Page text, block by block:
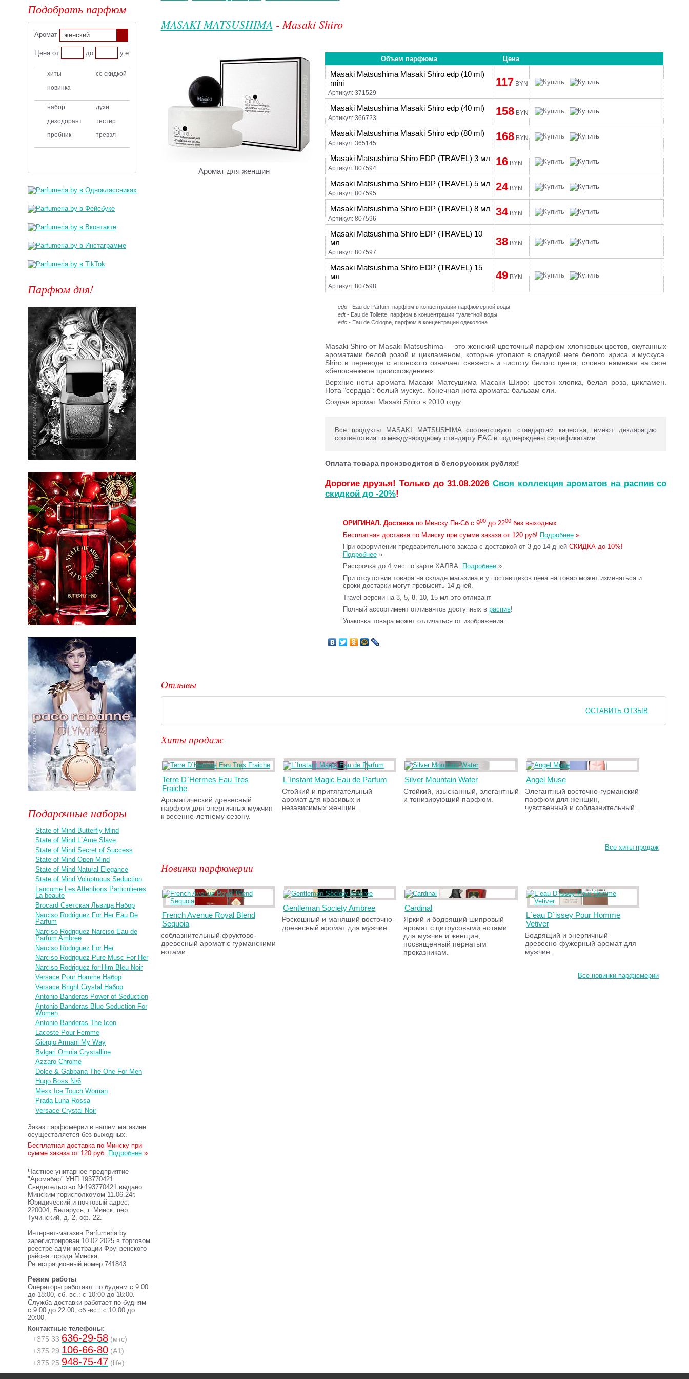
MASAKI MATSUSHIMA- Masaki Shiro
Аромат для женщин
Объем парфюма Цена
Masaki Matsushima Masaki Shiro edp (10 ml)
mini
Артикул: 371529
117 BYN
Masaki Matsushima Masaki Shiro edp (40 ml)
Артикул: 366723
158 BYN
Masaki Matsushima Masaki Shiro edp (80 ml)
Артикул: 365145
168 BYN
Masaki Matsushima Shiro EDP (TRAVEL) 3 мл
Артикул: 807594
16 BYN
Masaki Matsushima Shiro EDP (TRAVEL) 5 мл
Артикул: 807595
24 BYN
Masaki Matsushima Shiro EDP (TRAVEL) 8 мл
Артикул: 807596
34 BYN
Masaki Matsushima Shiro EDP (TRAVEL) 10
мл
Артикул: 807597
38 BYN
Masaki Matsushima Shiro EDP (TRAVEL) 15
мл
Артикул: 807598
49 BYN
edp- Eau de Parfum, парфюм в концентрации парфюмерной воды
edt- Eau de Toilette, парфюм в концентрации туалетной воды
edc- Eau de Cologne, парфюм в концентрации одеколона
Masaki Shiro от Masaki Matsushima — это женский цветочный парфюм хлопковых цветов, окутанных
ароматами белой розой и цикламеном, которые утопают в сладкой неге белого ириса и мускуса.
Shiro в переводе с японского означает свежесть и чистоту белого цвета, словно намекая на свое
«белоснежное происхождение».
Верхние ноты аромата Масаки Матсушима Масаки Широ: цветок хлопка, белая роза, цикламен.
Нота "сердца": белый мускус. Конечная нота аромата: бальзам ели.
Создан аромат Masaki Shiro в 2010 году.
Все продукты MASAKI MATSUSHIMA соответствуют стандартам качества, имеют декларацию
соответствия по международному стандарту ЕАС и подтверждены сертификатами.
Оплата товара производится в белорусских рублях!
Дорогие друзья! Только до 31.08.2026 Своя коллекция ароматов на распив со
скидкой до -20%!
ОРИГИНАЛ. Доставкапо Минску Пн-Сб с 900до 2200без выходных.
Бесплатная доставка по Минску при сумме заказа от 120 руб! Подробнее»
При оформлении предварительного заказа с доставкой от 3 до 14 дней СКИДКА до 10%!
Подробнее»
Рассрочка до 4 мес по карте ХАЛВА. Подробнее»
При отсутствии товара на складе магазина и у поставщиков цена на товар может изменяться и
сроки доставки могут превысить 14 дней.
Travel версии на 3, 5, 8, 10, 15 мл это отливант
Полный ассортимент отливантов доступных в распив!
Упаковка товара может отличаться от изображения.
Отзывы
ОСТАВИТЬ ОТЗЫВ
Хиты продаж
Terre D`Hermes Eau Tres
Fraiche
Ароматический древесный
парфюм для энергичных мужчин
к весенне-летнему сезону.
L`Instant Magic Eau de Parfum
Стойкий и притягательный
аромат для красивых и
независимых женщин.
Silver Mountain Water
Стойкий, изысканный, элегантный
и тонизирующий парфюм.
Angel Muse
Элегантный восточно-гурманский
парфюм для женщин,
чувственный и соблазнительный.
Все хиты продаж
Новинки парфюмерии
French Avenue Royal Blend
Sequoia
соблазнительный фруктово-
древесный аромат с гурманскими
нотами.
Gentleman Society Ambree
Роскошный и манящий восточно-
древесный аромат для мужчин.
Cardinal
Яркий и бодрящий шипровый
аромат с цитрусовыми нотами
для мужчин и женщин,
посвященный пернатым
проказникам.
L`eau D`issey Pour Homme
Vetiver
Бодрящий и энергичный
древесно-фужерный аромат для
мужчин.
Все новинки парфюмерии
Подобрать парфюм
Аромат женский
Цена от до у.е.
хиты
со скидкой
новинка
набор
духи
дезодорант
тестер
пробник
тревэл
Парфюм дня!
Подарочные наборы
State of Mind Butterfly Mind
State of Mind L`Ame Slave
State of Mind Secret of Success
State of Mind Open Mind
State of Mind Natural Elegance
State of Mind Voluptuous Seduction
Lancome Les Attentions Particulieres
La beaute
Brocard Светская Львица Набор
Narciso Rodriguez For Her Eau De
Parfum
Narciso Rodriguez Narciso Eau de
Parfum Ambree
Narciso Rodriguez For Her
Narciso Rodriguez Pure Musc For Her
Narciso Rodriguez for Him Bleu Noir
Versace Pour Homme Набор
Versace Bright Crystal Набор
Antonio Banderas Power of Seduction
Antonio Banderas Blue Seduction For
Women
Antonio Banderas The Icon
Lacoste Pour Femme
Giorgio Armani My Way
Bvlgari Omnia Crystalline
Azzaro Chrome
Dolce & Gabbana The One For Men
Hugo Boss №6
Mexx Ice Touch Woman
Prada Luna Rossa
Versace Crystal Noir
Заказ парфюмерии в нашем магазине
осуществляется без выходных.
Бесплатная доставка по Минску при
сумме заказа от 120 руб. Подробнее »
Частное унитарное предприятие
"Аромабар" УНП 193770421.
Свидетельство №193770421 выдано
Минским горисполкомом 11.06.24г.
Юридический и почтовый адрес:
220004, Беларусь, г. Минск, пер.
Тучинский, д. 2, оф. 22.
Интернет-магазин Parfumeria.by
зарегистрирован 10.02.2025 в торговом
реестре администрации Фрунзенского
района города Минска.
Регистрационный номер 741843
Режим работы
Операторы работают по будням с 9:00
до 18:00, сб.-вс.: с 10:00 до 18:00.
Служба доставки работает по будням
с 9:00 до 22:00, сб.-вс.: с 10:00 до
20:00.
Контактные телефоны:
+375 33 636-29-58 (мтс)
+375 29 106-66-80 (A1)
+375 25 948-75-47 (life)